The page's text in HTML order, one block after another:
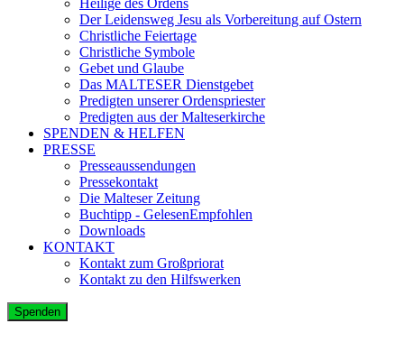
Der Leidensweg Jesu als Vorbereitung auf Ostern
Christliche Feiertage
Christliche Symbole
Gebet und Glaube
Das MALTESER Dienstgebet
Predigten unserer Ordenspriester
Predigten aus der Malteserkirche
SPENDEN & HELFEN
PRESSE
Presseaussendungen
Pressekontakt
Die Malteser Zeitung
Buchtipp - GelesenEmpfohlen
Downloads
KONTAKT
Kontakt zum Großpriorat
Kontakt zu den Hilfswerken
Spenden